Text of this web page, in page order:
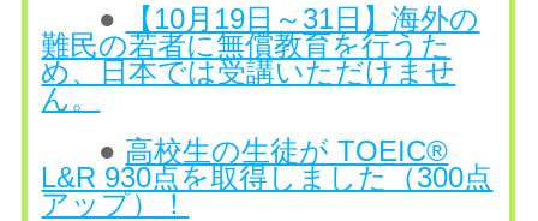
●
【10月19日～31日】海外の
難民の若者に無償教育を行うた
め、日本では受講いただけませ
ん。
● 高校生の生徒が TOEIC®
L&R 930点を取得しました（300点
アップ）！